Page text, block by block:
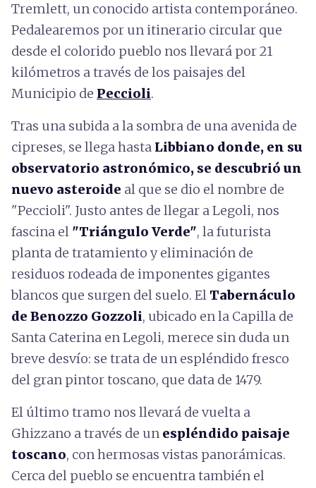
Tremlett, un conocido artista contemporáneo.
Pedalearemos por un itinerario circular que
desde el colorido pueblo nos llevará por 21
kilómetros a través de los paisajes del
Municipio de Peccioli.
Tras una subida a la sombra de una avenida de
cipreses, se llega hasta Libbiano donde, en su
observatorio astronómico, se descubrió un
nuevo asteroide al que se dio el nombre de
"Peccioli". Justo antes de llegar a Legoli, nos
fascina el "Triángulo Verde", la futurista
planta de tratamiento y eliminación de
residuos rodeada de imponentes gigantes
blancos que surgen del suelo. El Tabernáculo
de Benozzo Gozzoli, ubicado en la Capilla de
Santa Caterina en Legoli, merece sin duda un
breve desvío: se trata de un espléndido fresco
del gran pintor toscano, que data de 1479.
El último tramo nos llevará de vuelta a
Ghizzano a través de un espléndido paisaje
toscano, con hermosas vistas panorámicas.
Cerca del pueblo se encuentra también el